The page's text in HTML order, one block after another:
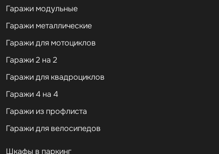
Гаражи модульные
Гаражи металлические
Гаражи для мотоциклов
Гаражи 2 на 2
Гаражи для квадроциклов
Гаражи 4 на 4
Гаражи из профлиста
Гаражи для велосипедов
Шкафы в паркинг